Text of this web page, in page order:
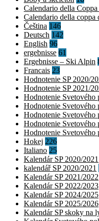
Calendario della
Calendario della coppa
Čeština 146
Deutsch 142
English 96
ergebnisse 61
Ergebnisse – Ski Alpin
Francais 23
Hodnotenie SP 2020/
Hodnotenie SP 2021/
Hodnotenie Svetového
Hodnotenie Svetového
Hodnotenie Svetového
Hodnotenie Svetového
Hodnotenie Svetového
Hokej 226
Italiano 25
Kalendár SP 2020/2021
kalendář SP 2020/2021
Kalendár SP 2021/2022
Kalendár SP 2022/2023
Kalendár SP 2024/2025
Kalendár SP 2025/2026
Kalendár SP skoky na